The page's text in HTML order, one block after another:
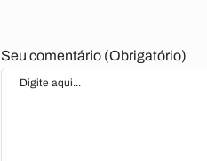
Seu comentário (Obrigatório)